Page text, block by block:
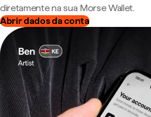
diretamente na sua Morse Wallet.
Abrir dados da conta